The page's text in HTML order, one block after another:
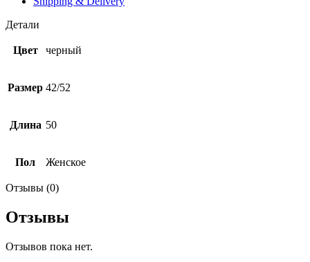
Детали
Цвет черный
Размер 42/52
Длина 50
Пол Женское
Отзывы (0)
Отзывы
Отзывов пока нет.